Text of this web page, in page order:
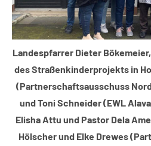
Landespfarrer Dieter
des Straßenkinderprojekts in
(Partnerschaftsausschuss
und Toni Schneider (EWL
Elisha Attu und Pastor Dela
Hölscher und Elke Drewes